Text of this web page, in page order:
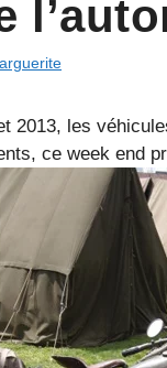
2013, les
ce week end